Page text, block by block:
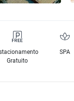
Gratuito
SPA